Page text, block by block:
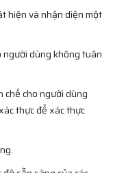
hiện và nhận diện một
người dùng không tuân
chế cho người dùng
thực để xác thực